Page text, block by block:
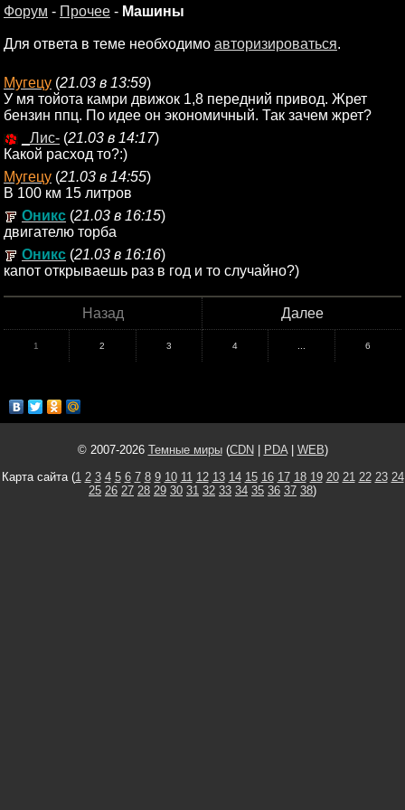
Форум - Прочее - Машины
Для ответа в теме необходимо авторизироваться.
Мугецу (21.03 в 13:59)
У мя тойота камри движок 1,8 передний привод. Жрет
бензин ппц. По идее он экономичный. Так зачем жрет?
_Лис- (21.03 в 14:17)
Какой расход то?:)
Мугецу (21.03 в 14:55)
В 100 км 15 литров
Оникс (21.03 в 16:15)
двигателю торба
Оникс (21.03 в 16:16)
капот открываешь раз в год и то случайно?)
Назад Далее
1 2 3 4 6
© 2007-2026 Темные миры(CDN PDA| WEB)
Карта сайта (1 2 3 4 5 6 7 8 9 10 11 12 13 14 15 16 17 18 19 20 21 22 23 24
25 26 27 28 29 30 31 32 33 34 35 36 37 38)